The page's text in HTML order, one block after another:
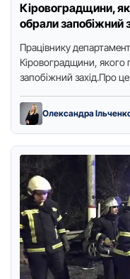
Кіровоградщини,
обрали запобіжний
Працівнику
Кіровоградщини, якого
запобіжний захід.Про
Точка доступу.Так,
Олександра